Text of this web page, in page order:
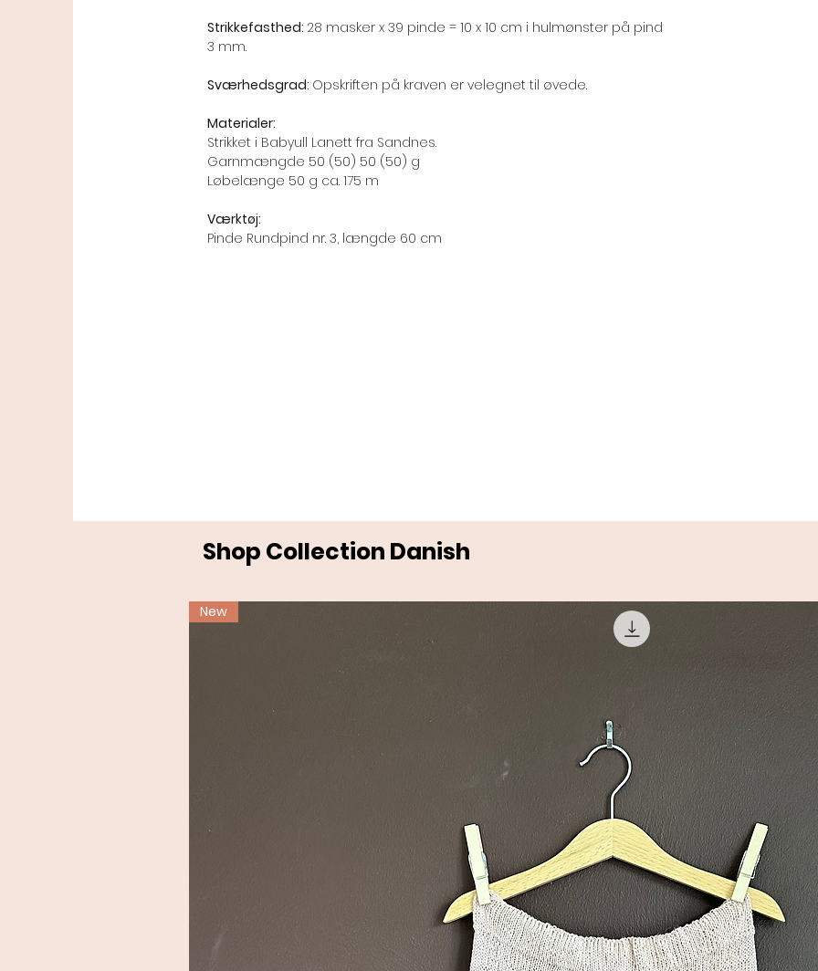
Strikkefasthed: 28 masker x 39 pinde = 10 x 10 cm i hulmønster på pind
3 mm.
Sværhedsgrad: Opskriften på kraven er velegnet til øvede.
Materialer:
Strikket i Babyull Lanett fra Sandnes.
Garnmængde 50 (50) 50 (50) g
Løbelænge 50 g ca. 175 m
Værktøj:
Pinde Rundpind nr. 3, længde 60 cm
Shop Collection Danish
New